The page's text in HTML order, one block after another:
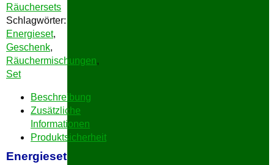
Räuchersets
Schlagwörter:
Energieset,
Geschenk,
Räuchermischungen,
Set
Beschreibung
Zusätzliche
Informationen
Produktsicherheit
Energieset